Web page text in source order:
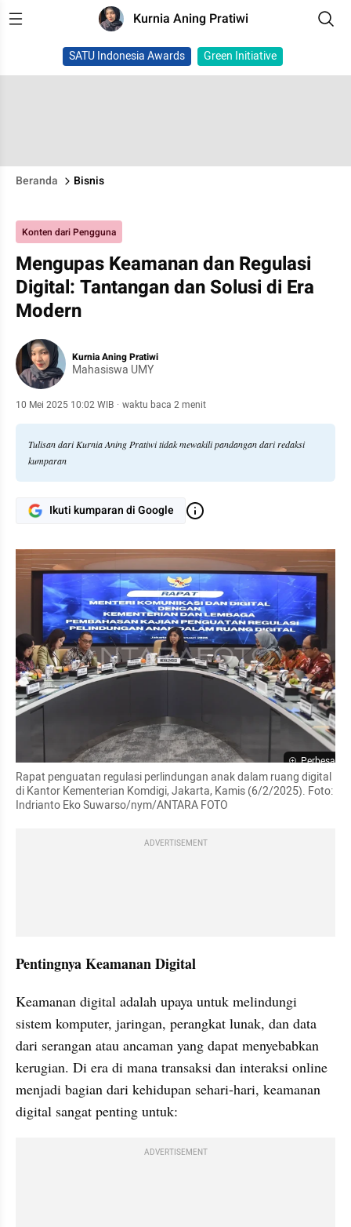
Kurnia Aning Pratiwi
SATU Indonesia Awards Green Initiative
Beranda Bisnis
Konten dari Pengguna
Mengupas Keamanan dan Regulasi
Digital: Tantangan dan Solusi di Era
Modern
Kurnia Aning Pratiwi
Mahasiswa UMY
10 Mei 2025 10:02 WIB · waktu baca 2 menit
Tulisan dari Kurnia Aning Pratiwi tidak mewakili pandangan dari redaksi
kumparan
Ikuti kumparan di Google
Perbesar
Rapat penguatan regulasi perlindungan anak dalam ruang digital
di Kantor Kementerian Komdigi, Jakarta, Kamis (6/2/2025). Foto:
Indrianto Eko Suwarso/nym/ANTARA FOTO
ADVERTISEMENT
Pentingnya Keamanan Digital
Keamanan digital adalah upaya untuk melindungi
sistem komputer, jaringan, perangkat lunak, dan data
dari serangan atau ancaman yang dapat menyebabkan
kerugian. Di era di mana transaksi dan interaksi online
menjadi bagian dari kehidupan sehari-hari, keamanan
digital sangat penting untuk:
ADVERTISEMENT